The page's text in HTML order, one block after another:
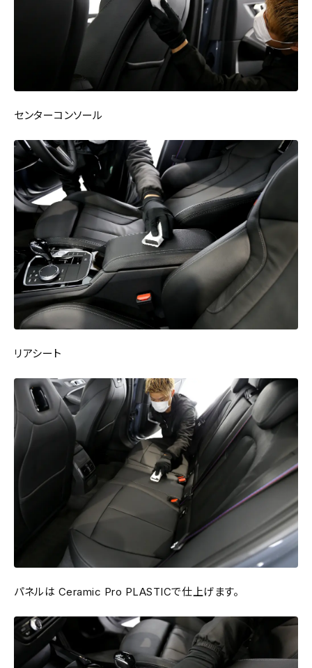
センターコンソール
リアシート
パネルは Ceramic Pro PLASTICで仕上げます。